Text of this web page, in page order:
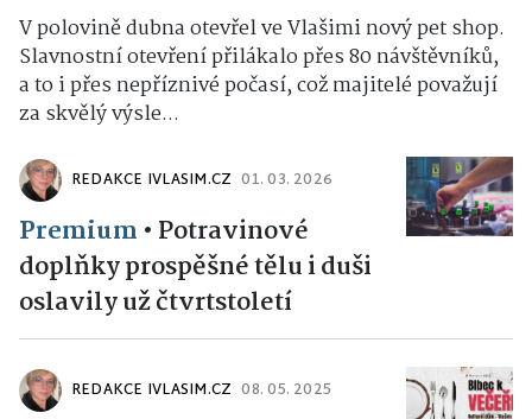
V polovině dubna otevřel ve Vlašimi nový pet shop.
Slavnostní otevření přilákalo přes 80 návštěvníků,
a to i přes nepříznivé počasí, což majitelé považují
za skvělý výsle...
REDAKCE IVLASIM.CZ 01. 03. 2026
Premium • Potravinové
doplňky prospěšné tělu i duši
oslavily už čtvrtstoletí
REDAKCE IVLASIM.CZ 08. 05. 2025